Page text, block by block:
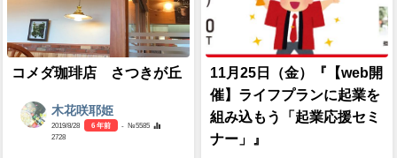
コメダ珈琲店 さつきが丘
木花咲耶姫
2019/8/28 6 年前
- №5585
2728
11月25日（金）『【web開
催】ライフプランに起業を
組み込もう「起業応援セミ
ナー」』